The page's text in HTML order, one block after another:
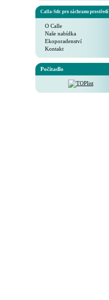
Calla-Sdr. pro záchranu prostředí
O Calle
Naše nabídka
Ekoporadenství
Kontakt
Počítadlo